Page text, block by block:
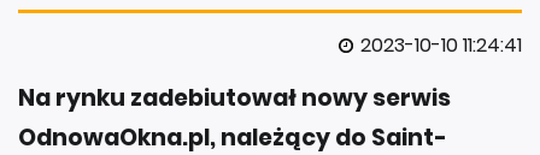
2023-10-10 11:24:41
Na rynku zadebiutował nowy serwis
OdnowaOkna.pl, należący do Saint-